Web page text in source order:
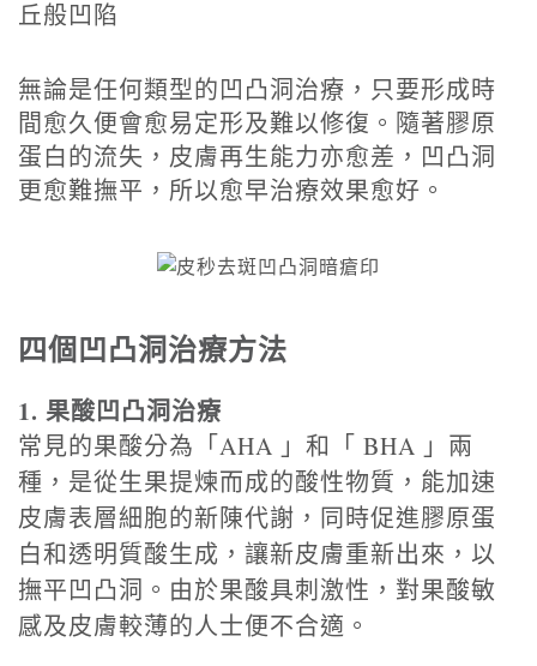
丘般凹陷
無論是任何類型的凹凸洞治療，只要形成時
間愈久便會愈易定形及難以修復。隨著膠原
蛋白的流失，皮膚再生能力亦愈差，凹凸洞
更愈難撫平，所以愈早治療效果愈好。
四個凹凸洞治療方法
1. 果酸凹凸洞治療
常見的果酸分為「AHA 」和「 BHA 」兩
種，是從生果提煉而成的酸性物質，能加速
皮膚表層細胞的新陳代謝，同時促進膠原蛋
白和透明質酸生成，讓新皮膚重新出來，以
撫平凹凸洞。由於果酸具刺激性，對果酸敏
感及皮膚較薄的人士便不合適。